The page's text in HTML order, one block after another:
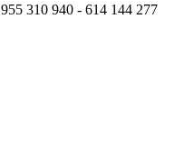
955 310 940 - 614 144 277